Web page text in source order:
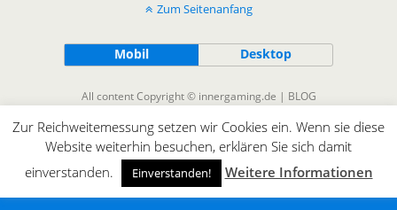
Zum Seitenanfang
Mobil Desktop
All content Copyright © innergaming.de | BLOG
Zur Reichweitemessung setzen wir Cookies ein. Wenn sie diese
Website weiterhin besuchen, erklären Sie sich damit
einverstanden.
Einverstanden! Weitere Informationen